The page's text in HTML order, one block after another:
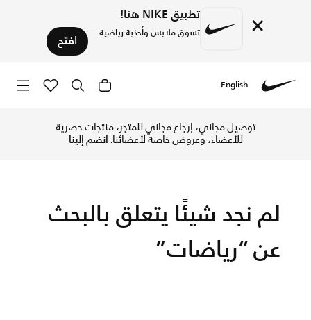
× تطبيق NIKE هنا!
تسوق ملابس وأحذية رياضية افتح
English
توصيل مجاني، إرجاع مجاني للمتجر، منتجات حصرية
للأعضاء، وعروض خاصة لأعضائنا.انضم إلينا
لم نجد شيئًا يتعلق بالبحث
عن “رياضات”